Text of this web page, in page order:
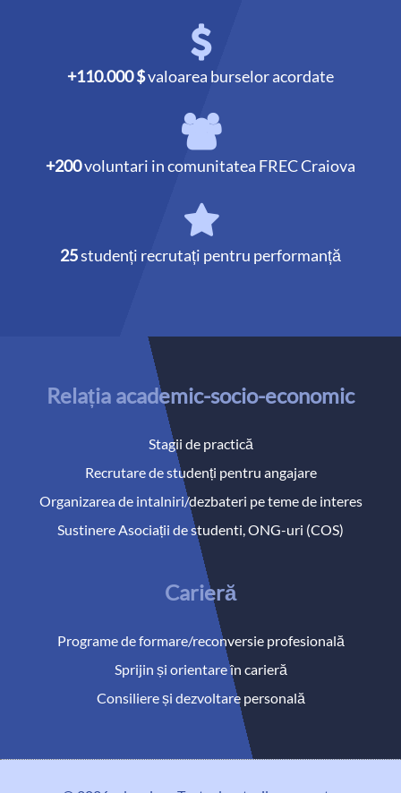
+110.000 $valoarea burselor acordate
+200voluntari in comunitatea FREC Craiova
25studenți recrutați pentru performanță
Relația academic-socio-economic
Stagii de practică
Recrutare de studenți pentru angajare
Organizarea de intalniri/dezbateri pe teme de interes
Sustinere Asociații de studenti, ONG-uri (COS)
Carieră
Programe de formare/reconversie profesională
Sprijin și orientare în carieră
Consiliere și dezvoltare personală